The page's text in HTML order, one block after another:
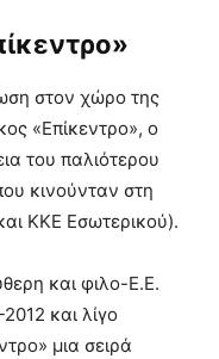
στον χώρο της
«Επίκεντρο», ο
του παλιότερου
κινούνταν στη
ΚΚΕ Εσωτερικού).
και φιλο-Ε.Ε.
και λίγο
μια σειρά